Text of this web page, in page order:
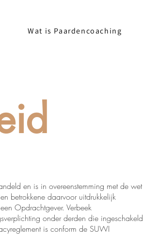
Wat is Paardencoaching
en is in overeenstemming met de wet
betrokkene daarvoor uitdrukkelijk
Opdrachtgever. Verbeek
onder derden die ingeschakeld
is conform de SUWI